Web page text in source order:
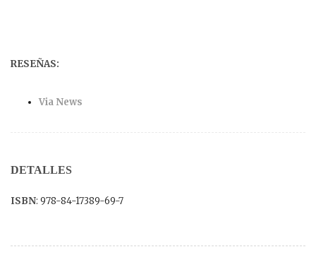
RESEÑAS:
Via News
DETALLES
ISBN: 978-84-17389-69-7